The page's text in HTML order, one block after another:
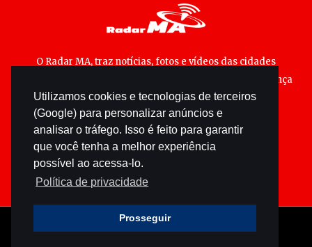
Utilizamos cookies e tecnologias de terceiros
(Google) para personalizar anúncios e
analisar o tráfego. Isso é feito para garantir
que você tenha a melhor experiência
possível ao acessa-lo.
Política de privacidade
Prosseguir
O Radar MA, traz notícias, fotos e vídeos das cidades
maranhenses; matérias especiais sobre política, segurança
pública e cultura popular.